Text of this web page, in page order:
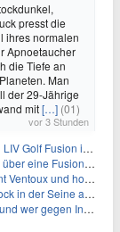
presst die
ihres normalen
Apnoetaucher
die Tiefe an
Man
der 29-Jährige
mit[…] (01)
vor 3 Stunden
wandelnden Sportumfeld
bekräftigt die Wettbewerbslandschaft
und holt Tour-Gelb
Seine ausgebremst
gegen Infantino?